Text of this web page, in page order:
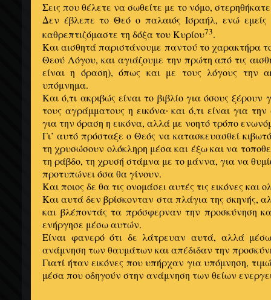
Σεις που θέλετε να σωθείτε με το νόμο,
Δεν έβλεπε το Θεό ο παλαιός Ισραήλ, ενώ
καθρεπτιζόμαστε τη δόξα του Κυρίου73.
Και αισθητά παριστάνουμε παντού το χαρακτήρα
Θεού Λόγου, και αγιάζουμε την πρώτη από τις
είναι η όραση), όπως και με τους λόγους την
υπόμνημα.
Και ό,τι ακριβώς είναι το βιβλίο για όσους ξέρουν
τους αγράμματους η εικόνα· και ό,τι είναι για
για την όραση η εικόνα, αλλά με νοητό τρόπο
Γι’ αυτό πρόσταξε ο Θεός να κατασκευασθεί
τη χρυσώσουν ολόκληρη μέσα και έξω και να
τη ράβδο, τη χρυσή στάμνα με το μάννα, για να
προτυπώνει όσα θα γίνουν.
Και ποιος δε θα τις ονομάσει αυτές τις εικόνες και
Και αυτά δεν βρίσκονταν στα πλάγια της σκηνής,
και βλέποντάς τα πρόσφερναν την προσκύνηση
ενήργησε μέσω αυτών.
Είναι φανερό ότι δε λάτρευαν αυτά, αλλά
ανάμνηση των θαυμάτων και απέδιδαν την
Γιατί ήταν εικόνες που υπήρχαν για υπόμνηση,
μέσα που οδηγούν στην ανάμνηση των θείων